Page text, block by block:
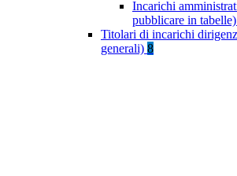
Incarichi
pubblicare in tabelle)
Titolari di incarichi
generali) 8